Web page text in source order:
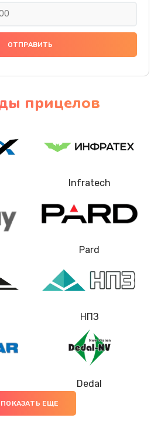
прицелов
Infratech
Pard
НПЗ
Dedal
ПОКАЗАТЬ ЕЩЕ